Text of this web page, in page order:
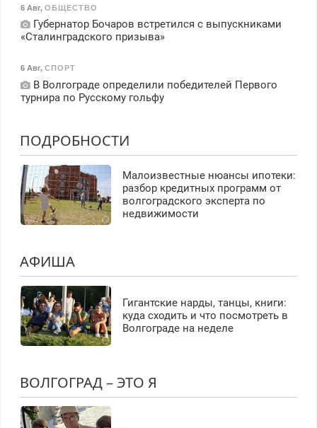
6 Авг, ОБЩЕСТВО
Губернатор Бочаров встретился с выпускниками
«Сталинградского призыва»
6 Авг, СПОРТ
В Волгограде определили победителей Первого
турнира по Русскому гольфу
ПОДРОБНОСТИ
Малоизвестные нюансы ипотеки:
разбор кредитных программ от
волгоградского эксперта по
недвижимости
АФИША
Гигантские нарды, танцы, книги:
куда сходить и что посмотреть в
Волгограде на неделе
ВОЛГОГРАД – ЭТО Я